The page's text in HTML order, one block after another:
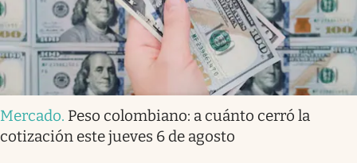
Mercado. Peso colombiano: a cuánto cerró la
cotización este jueves 6 de agosto